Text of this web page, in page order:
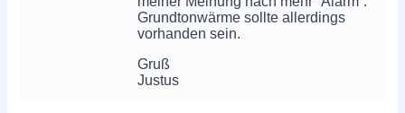
Grundtonwärme sollte allerdings
vorhanden sein.
Gruß
Justus